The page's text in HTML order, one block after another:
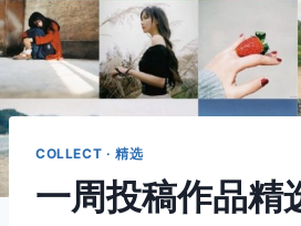
COLLECT · 精选
一周投稿作品精